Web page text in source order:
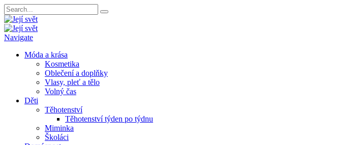
Navigate
Móda a krása
Kosmetika
Oblečení a doplňky
Vlasy, pleť a tělo
Volný čas
Děti
Těhotenství
Těhotenství týden po týdnu
Miminka
Školáci